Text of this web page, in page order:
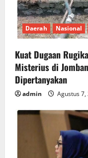
Daerah Nasional
Kuat Dugaan
Misterius di
Dipertanyakan
admin Agustus 7,